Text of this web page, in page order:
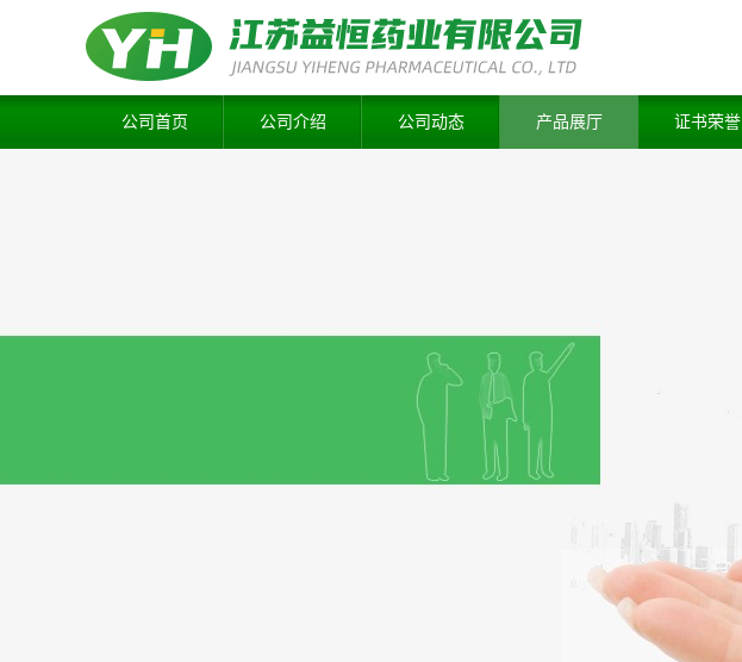
公司首页 公司介绍 公司动态 产品展厅 证书荣誉